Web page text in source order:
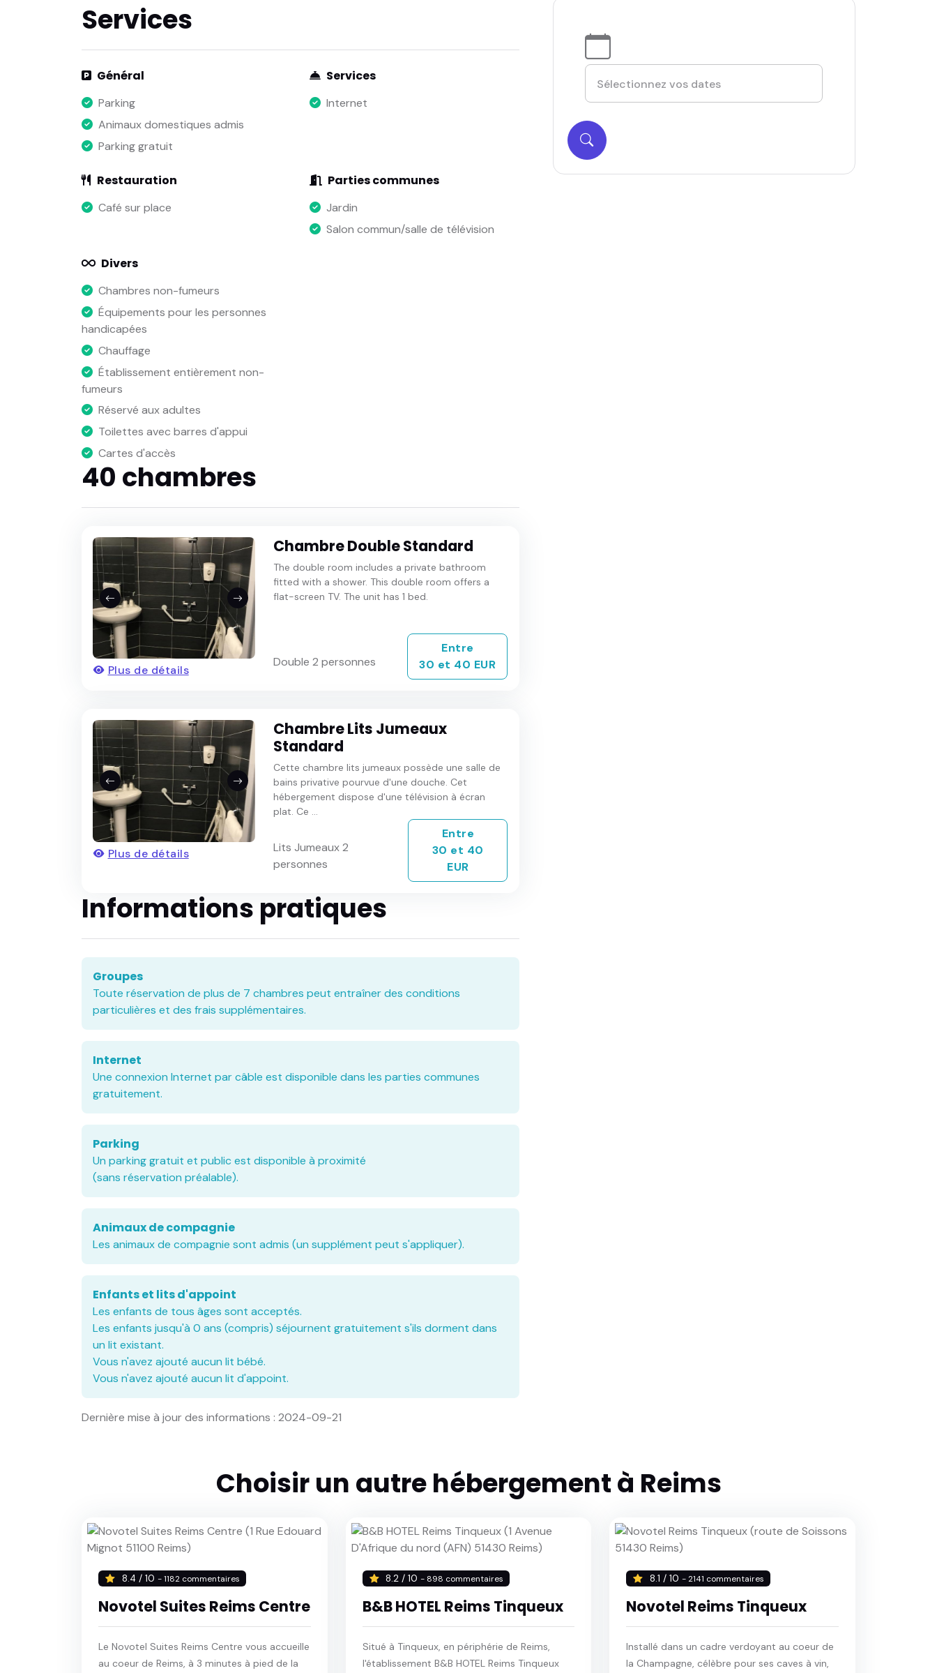
Services
Général
Parking
Animaux domestiques admis
Parking gratuit
Services
Internet
Restauration
Café sur place
Parties communes
Jardin
Salon commun/salle de télévision
Divers
Chambres non-fumeurs
Équipements pour les personnes
handicapées
Chauffage
Établissement entièrement non-
fumeurs
Réservé aux adultes
Toilettes avec barres d'appui
Cartes d'accès
40 chambres
Plus de détails
Chambre Double Standard
The double room includes a private bathroom
fitted with a shower. This double room offers a
flat-screen TV. The unit has 1 bed.
Double 2 personnes
Entre
30 et 40 EUR
Plus de détails
Chambre Lits Jumeaux
Standard
Cette chambre lits jumeaux possède une salle de
bains privative pourvue d'une douche. Cet
hébergement dispose d'une télévision à écran
plat. Ce ...
Lits Jumeaux 2
personnes
Entre
30 et 40
EUR
Informations pratiques
Groupes
Toute réservation de plus de 7 chambres peut entraîner des conditions
particulières et des frais supplémentaires.
Internet
Une connexion Internet par câble est disponible dans les parties communes
gratuitement.
Parking
Un parking gratuit et public est disponible à proximité
(sans réservation préalable).
Animaux de compagnie
Les animaux de compagnie sont admis (un supplément peut s'appliquer).
Enfants et lits d'appoint
Les enfants de tous âges sont acceptés.
Les enfants jusqu'à 0 ans (compris) séjournent gratuitement s'ils dorment dans
un lit existant.
Vous n'avez ajouté aucun lit bébé.
Vous n'avez ajouté aucun lit d'appoint.
Dernière mise à jour des informations : 2024-09-21
Choisir un autre hébergement à Reims
8.4 / 10 - 1182 commentaires
Novotel Suites Reims Centre
Le Novotel Suites Reims Centre vous accueille
au coeur de Reims, à 3 minutes à pied de la
8.2 / 10- 898 commentaires
B&B HOTEL Reims Tinqueux
Situé à Tinqueux, en périphérie de Reims,
l'établissement B&B HOTEL Reims Tinqueux
8.1 / 10 - 2141 commentaires
Novotel Reims Tinqueux
Installé dans un cadre verdoyant au coeur de
la Champagne, célèbre pour ses caves à vin,